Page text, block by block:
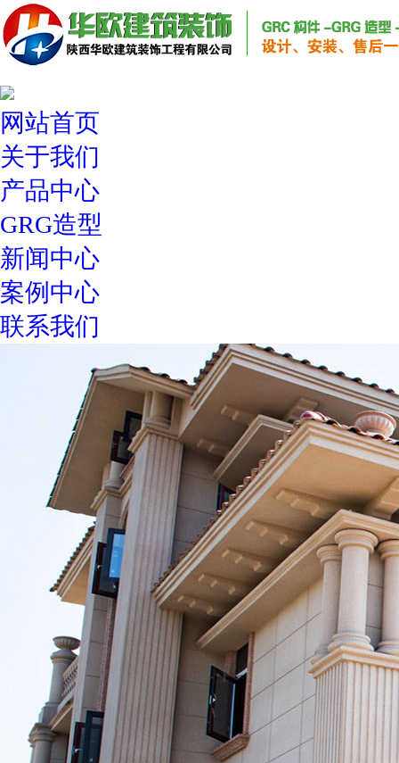
网站首页
关于我们
产品中心
GRG造型
新闻中心
案例中心
联系我们